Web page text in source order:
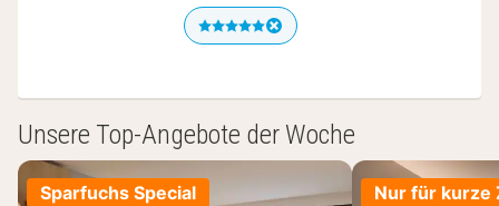
Unsere Top-Angebote der Woche
Sparfuchs Special Nur für kurze